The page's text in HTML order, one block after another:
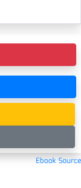
Ebook Source